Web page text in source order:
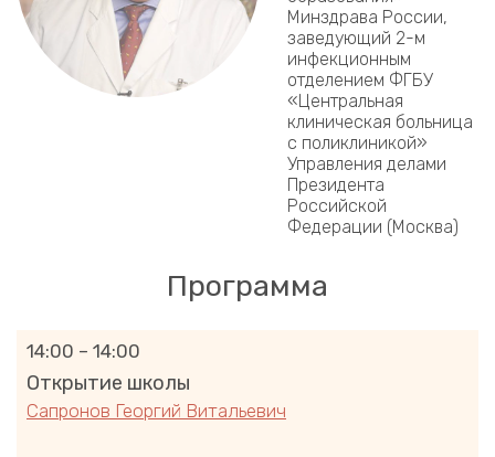
Минздрава России,
заведующий 2-м
инфекционным
отделением ФГБУ
«Центральная
клиническая больница
с поликлиникой»
Управления делами
Президента
Российской
Федерации (Москва)
Программа
14:00 – 14:00
Открытие школы
Сапронов Георгий Витальевич